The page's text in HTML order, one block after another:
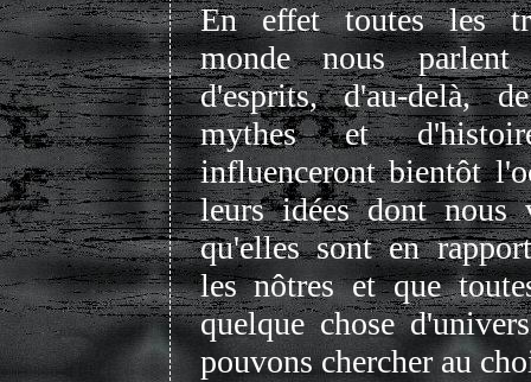
En effet toutes les
monde nous
d'esprits, d'au-delà,
mythes et
influenceront bientôt
leurs idées dont nous
qu'elles sont en
les nôtres et que
quelque chose
pouvons chercher au